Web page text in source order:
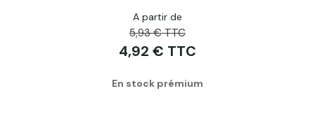
A partir de
5,93 € TTC
4,92 € TTC
En stock prémium